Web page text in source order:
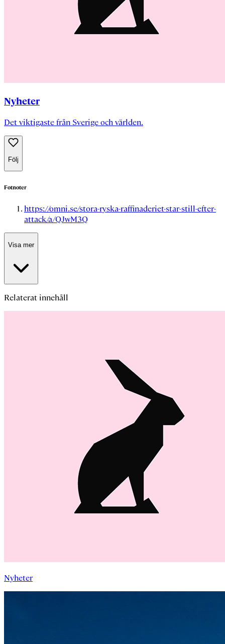
Nyheter
Det viktigaste från Sverige och världen.
Följ
Fotnoter
https://omni.se/stora-ryska-raffinaderiet-star-still-efter-
attack/a/QJwM3Q
Visa mer
Relaterat innehåll
Nyheter